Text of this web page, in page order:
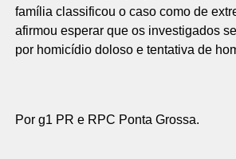
família classificou o caso como de
afirmou esperar que os investigados
por homicídio doloso e tentativa de
Por g1 PR e RPC Ponta Grossa.